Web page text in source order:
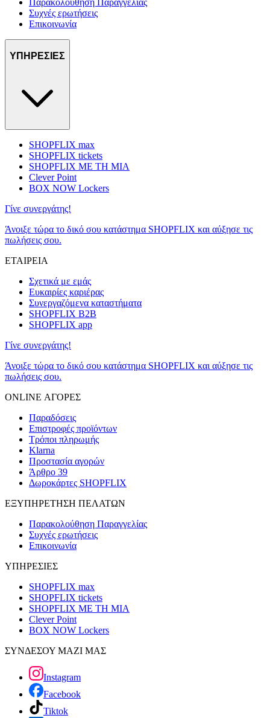
Παρακολούθηση Παραγγελίας
Συχνές ερωτήσεις
Επικοινωνία
ΥΠΗΡΕΣΙΕΣ
SHOPFLIX max
SHOPFLIX tickets
SHOPFLIX ΜΕ ΤΗ ΜΙΑ
Clever Point
BOX NOW Lockers
Γίνε συνεργάτης!
Άνοιξε τώρα το δικό σου κατάστημα SHOPFLIX και αύξησε τις
πωλήσεις σου.
ΕΤΑΙΡΕΙΑ
Σχετικά με εμάς
Ευκαιρίες καριέρας
Συνεργαζόμενα καταστήματα
SHOPFLIX B2B
SHOPFLIX app
Γίνε συνεργάτης!
Άνοιξε τώρα το δικό σου κατάστημα SHOPFLIX και αύξησε τις
πωλήσεις σου.
ONLINE ΑΓΟΡΕΣ
Παραδόσεις
Επιστροφές προϊόντων
Τρόποι πληρωμής
Klarna
Προστασία αγορών
Άρθρο 39
Δωροκάρτες SHOPFLIX
ΕΞΥΠΗΡΕΤΗΣΗ ΠΕΛΑΤΩΝ
Παρακολούθηση Παραγγελίας
Συχνές ερωτήσεις
Επικοινωνία
ΥΠΗΡΕΣΙΕΣ
SHOPFLIX max
SHOPFLIX tickets
SHOPFLIX ΜΕ ΤΗ ΜΙΑ
Clever Point
BOX NOW Lockers
ΣΥΝΔΕΣΟΥ ΜΑΖΙ ΜΑΣ
Instagram
Facebook
Tiktok